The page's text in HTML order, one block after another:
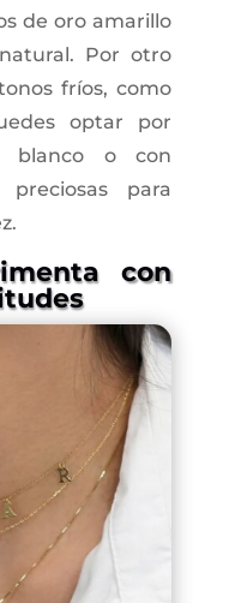
de oro amarillo
Por otro
fríos, como
optar por
blanco o con
para
con